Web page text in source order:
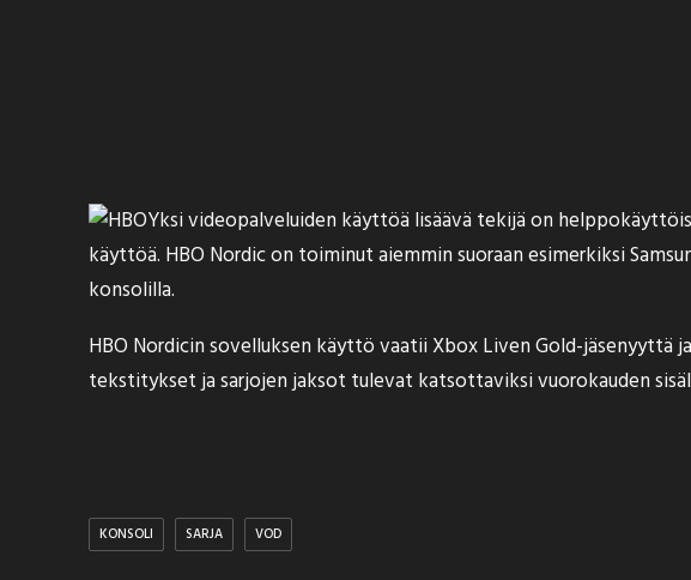
Yksi videopalveluiden käyttöä lisäävä tekijä on
käyttöä. HBO Nordic on toiminut aiemmin suoraan esimerkiksi
konsolilla.
HBO Nordicin sovelluksen käyttö vaatii Xbox Liven Gold-jäsenyyttä
tekstitykset ja sarjojen jaksot tulevat katsottaviksi vuorokauden
KONSOLI SARJA VOD